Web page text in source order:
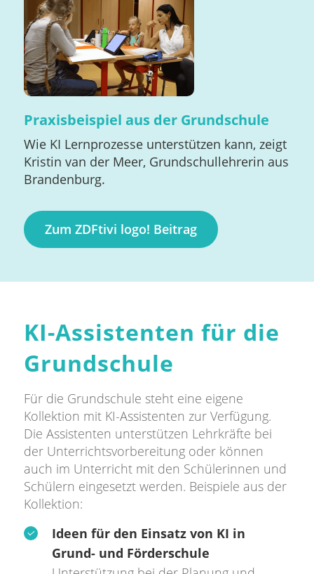
Praxisbeispiel aus der Grundschule
Wie KI Lernprozesse unterstützen kann, zeigt
Kristin van der Meer, Grundschullehrerin aus
Brandenburg.
Zum ZDFtivi logo! Beitrag
KI-Assistenten für die
Grundschule
Für die Grundschule steht eine eigene
Kollektion mit KI-Assistenten zur Verfügung.
Die Assistenten unterstützen Lehrkräfte bei
der Unterrichtsvorbereitung oder können
auch im Unterricht mit den Schülerinnen und
Schülern eingesetzt werden. Beispiele aus der
Kollektion:
Ideen für den Einsatz von KI in
Grund- und Förderschule